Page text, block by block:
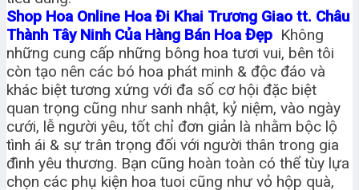
Shop Hoa Online Hoa Đi Khai Trương Giao tt. Châu
Thành Tây Ninh Của Hàng Bán Hoa Đẹp Không
những cung cấp những bông hoa tươi vui, bên tôi
còn tạo nên các bó hoa phát minh & độc đáo và
khác biệt tương xứng với đa số cơ hội đặc biệt
quan trọng cũng như sanh nhật, kỷ niệm, vào ngày
cưới, lễ người yêu, tốt chỉ đơn giản là nhằm bộc lộ
tình ái & sự trân trọng đối với người thân trong gia
đình yêu thương. Bạn cũng hoàn toàn có thể tùy lựa
chọn các phụ kiện hoa tuoi cũng như vỏ hộp quà,